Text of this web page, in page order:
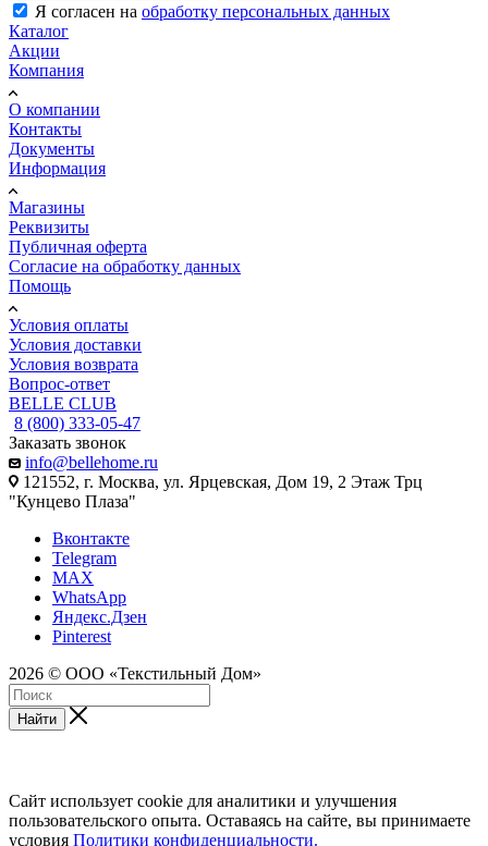
Я согласен на обработку персональных данных
Каталог
Акции
Компания
О компании
Контакты
Документы
Информация
Магазины
Реквизиты
Публичная оферта
Согласие на обработку данных
Помощь
Условия оплаты
Условия доставки
Условия возврата
Вопрос-ответ
BELLE CLUB
8 (800) 333-05-47
Заказать звонок
info@bellehome.ru
121552, г. Москва, ул. Ярцевская, Дом 19, 2 Этаж Трц
"Кунцево Плаза"
Вконтакте
Telegram
MAX
WhatsApp
Яндекс.Дзен
Pinterest
2026 © ООО «Текстильный Дом»
Найти
Сайт использует cookie для аналитики и улучшения
пользовательского опыта. Оставаясь на сайте, вы принимаете
условия Политики конфиденциальности.